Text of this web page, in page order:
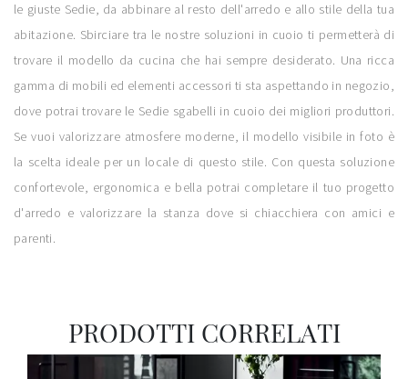
le giuste Sedie, da abbinare al resto dell'arredo e allo stile della tua
abitazione. Sbirciare tra le nostre soluzioni in cuoio ti permetterà di
trovare il modello da cucina che hai sempre desiderato. Una ricca
gamma di mobili ed elementi accessori ti sta aspettando in negozio,
dove potrai trovare le Sedie sgabelli in cuoio dei migliori produttori.
Se vuoi valorizzare atmosfere moderne, il modello visibile in foto è
la scelta ideale per un locale di questo stile. Con questa soluzione
confortevole, ergonomica e bella potrai completare il tuo progetto
d'arredo e valorizzare la stanza dove si chiacchiera con amici e
parenti.
PRODOTTI CORRELATI